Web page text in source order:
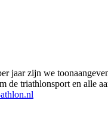
jaar zijn we
triathlonsport en alle